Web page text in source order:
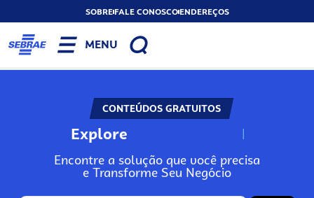
SOBREFALE CONOSCOENDEREÇOS
MENU
CONTEÚDOS GRATUITOS
Explore N
Encontre a solução que você precisa
e Transforme Seu Negócio